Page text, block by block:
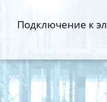
Подключение к